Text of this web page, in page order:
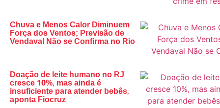
Chuva e Menos Calor Diminuem
Força dos Ventos; Previsão de
Vendaval Não se Confirma no Rio
Doação de leite humano no RJ
cresce 10%, mas ainda é
insuficiente para atender bebês,
aponta Fiocruz